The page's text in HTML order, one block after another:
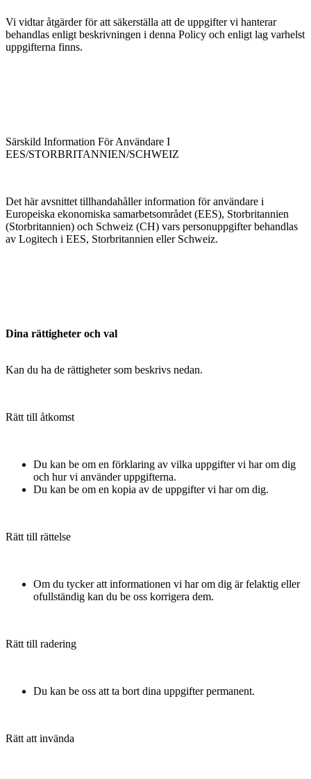
Vi vidtar åtgärder för att säkerställa att de uppgifter vi hanterar
behandlas enligt beskrivningen i denna Policy och enligt lag varhelst
uppgifterna finns.
Särskild Information För Användare I
EES/STORBRITANNIEN/SCHWEIZ
Det här avsnittet tillhandahåller information för användare i
Europeiska ekonomiska samarbetsområdet (EES), Storbritannien
(Storbritannien) och Schweiz (CH) vars personuppgifter behandlas
av Logitech i EES, Storbritannien eller Schweiz.
Dina rättigheter och val
Kan du ha de rättigheter som beskrivs nedan.
Rätt till åtkomst
Du kan be om en förklaring av vilka uppgifter vi har om dig
och hur vi använder uppgifterna.
Du kan be om en kopia av de uppgifter vi har om dig.
Rätt till rättelse
Om du tycker att informationen vi har om dig är felaktig eller
ofullständig kan du be oss korrigera dem.
Rätt till radering
Du kan be oss att ta bort dina uppgifter permanent.
Rätt att invända